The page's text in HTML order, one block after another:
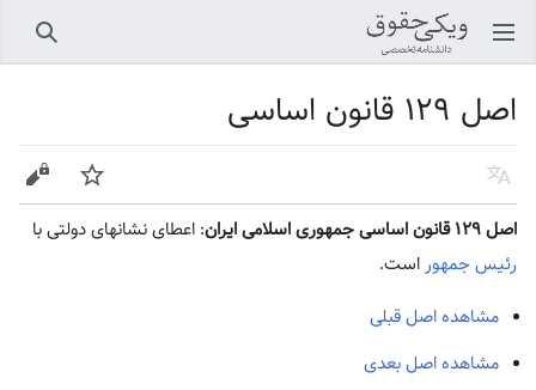
باز کردن منو اصلی جستجو
اصل ۱۲۹ قانون اساسی
زبان پیگیری ویرایش
اصل ۱۲۹ قانون اساسی جمهوری اسلامی ایران
: اعطای نشان‏های دولتی با
رئیس‌ جمهوراست.
مشاهده اصل قبلی
مشاهده اصل بعدی